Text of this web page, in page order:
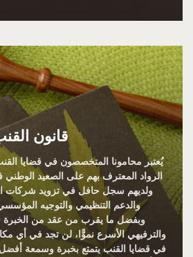
قانون
يُعتبر محامونا المتخصصون في قضايا
الرواد المعترف بهم على الصعيد
ولديهم سجل حافل في تزويد شركات
والدعم التنظيمي والتوجيه
وبفضل ما يقرب من عقد من الخبرة
والترفيهي الأسرع نموًّا، لن تجد في أي